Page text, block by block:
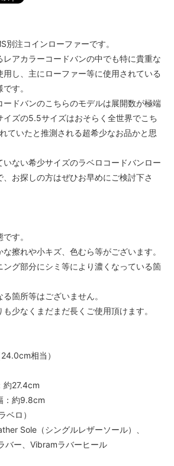
別注コインローファーです。
レアカラーコードバンの中でも特に貴重な
用し、主にローファー等に使用されている
す。
ードバンのこちらのモデルは展開数が極端
イズの5.5サイズはおそらく全世界でこち
ていたと推測される超希少なお品かと思
いない希少サイズのラベロコードバンロー
お探しの方はぜひお早めにご検討下さ
す。
な擦れや小キズ、色むら等がございます。
ング部分にシミ等により濃くなっている箇
箇所等はございません。
も少なくまだまだ長くご使用頂けます。
相当）
約27.4cm
：約9.8cm
ベロ）
Sole（シングルレザーソール）、
バー、Vibramラバーヒール